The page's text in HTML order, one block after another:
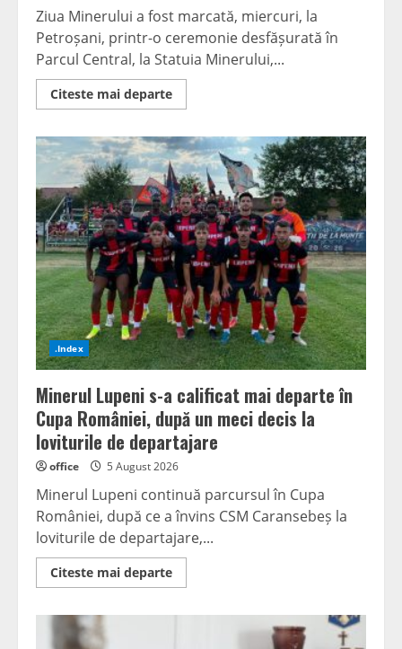
Ziua Minerului a fost marcată, miercuri, la
Petroșani, printr-o ceremonie desfășurată în
Parcul Central, la Statuia Minerului,...
Citeste mai departeRead
more
Minerului,
marcată
la
Petroșani.
Primarul
Tiberiu
Iacob
Ridzi:
Este
o
datorie
a
noastră
să
păstrăm
această
tradiție
vie
.Index
Minerul Lupeni s-a calificat mai departe în
Cupa României, după un meci decis la
loviturile de departajare
office 5 August 2026
Minerul Lupeni continuă parcursul în Cupa
României, după ce a învins CSM Caransebeș la
loviturile de departajare,...
Citeste mai departeRead
more